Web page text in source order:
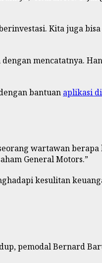
Kita juga
mencatatnya.
bantuan aplikasi
wartawan
General Motors.”
kesulitan
pemodal Bernard